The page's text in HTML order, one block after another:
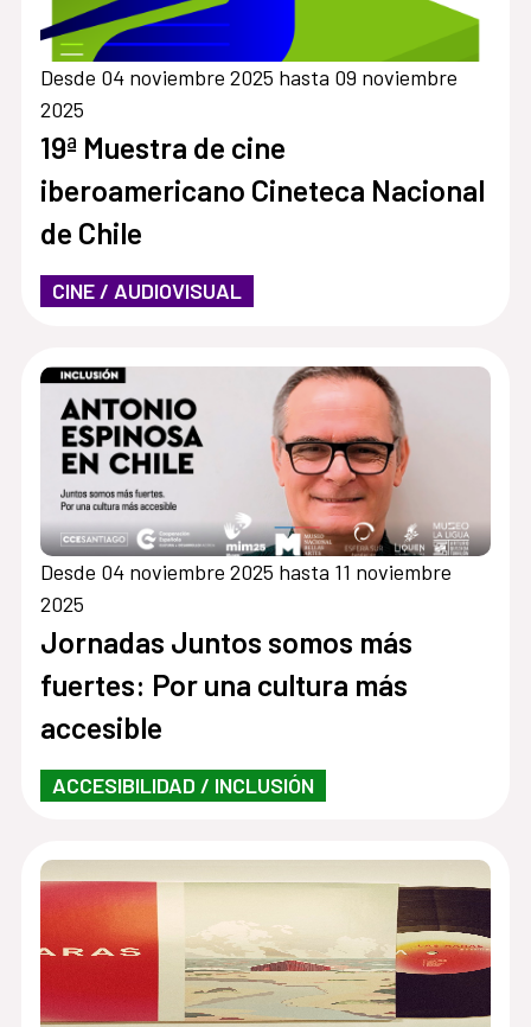
Desde 04 noviembre 2025 hasta 09 noviembre
2025
19ª Muestra de cine
iberoamericano Cineteca Nacional
de Chile
CINE / AUDIOVISUAL
Desde 04 noviembre 2025 hasta 11 noviembre
2025
Jornadas Juntos somos más
fuertes: Por una cultura más
accesible
ACCESIBILIDAD / INCLUSIÓN